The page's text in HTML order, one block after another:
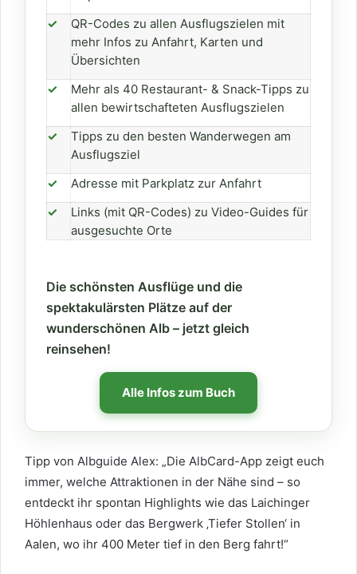
✓
QR-Codes zu allen Ausflugszielen mit
mehr Infos zu Anfahrt, Karten und
Übersichten
✓
Mehr als 40 Restaurant- & Snack-Tipps zu
allen bewirtschafteten Ausflugszielen
✓
Tipps zu den besten Wanderwegen am
Ausflugsziel
✓
Adresse mit Parkplatz zur Anfahrt
✓
Links (mit QR-Codes) zu Video-Guides für
ausgesuchte Orte
Die schönsten Ausflüge und die
spektakulärsten Plätze auf der
wunderschönen Alb – jetzt gleich
reinsehen!
Alle Infos zum Buch
Tipp von Albguide Alex: „Die AlbCard-App zeigt euch
immer, welche Attraktionen in der Nähe sind – so
entdeckt ihr spontan Highlights wie das Laichinger
Höhlenhaus oder das Bergwerk ‚Tiefer Stollen‘ in
Aalen, wo ihr 400 Meter tief in den Berg fahrt!“